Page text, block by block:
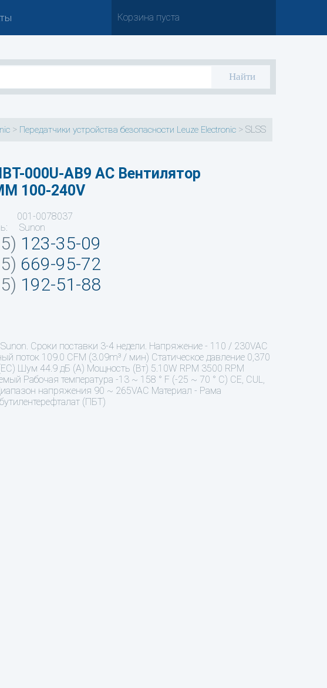
Корзина пуста
> Передатчики устройства безопасности Leuze Electronic > SLSS
000U-AB9 AC Вентилятор
100-240V
001-0078037
Sunon
123-35-09
669-95-72
192-51-88
Сроки поставки 3-4 недели. Напряжение - 110 / 230VAC
109.0 CFM (3.09m³ / мин) Статическое давление 0,370
Шум 44.9 дБ (А) Мощность (Вт) 5.10W RPM 3500 RPM
Рабочая температура -13 ~ 158 ° F (-25 ~ 70 ° C) CE, CUL,
напряжения 90 ~ 265VAC Материал - Рама
(ПБТ)